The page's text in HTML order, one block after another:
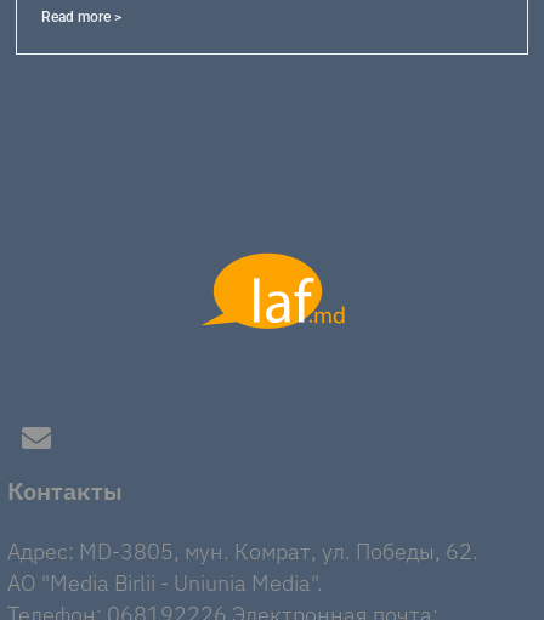
Read more >
Контакты
Адрес: MD-3805, мун. Комрат, ул. Победы, 62.
AO "Media Birlii - Uniunia Media".
Телефон: 068192226 Электронная почта: